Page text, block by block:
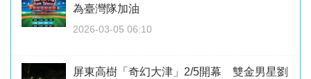
為臺灣隊加油
2026-03-05 06:10
屏東高樹「奇幻大津」2/5開幕 雙金男星劉